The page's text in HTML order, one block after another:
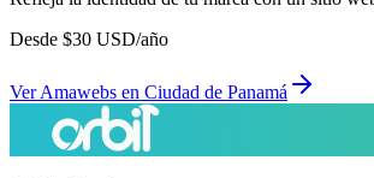
Desde $30 USD/año
VerAmawebs en Ciudad de Panamá